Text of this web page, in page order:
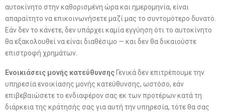
αυτοκίνητο στην καθορισμένη ώρα και ημερομηνία, είναι
απαραίτητο να επικοινωνήσετε μαζί μας το συντομότερο δυνατό.
Εάν δεν το κάνετε, δεν υπάρχει καμία εγγύηση ότι το αυτοκίνητο
θα εξακολουθεί να είναι διαθέσιμο — και δεν θα δικαιούστε
επιστροφή χρημάτων.
Ενοικιάσεις μονής κατεύθυνσης Γενικά δεν επιτρέπουμε την
υπηρεσία ενοικίασης μονής κατεύθυνσης, ωστόσο, εάν
επιβεβαιώσετε το ενδιαφέρον σας εκ των προτέρων κατά τη
διάρκεια της κράτησής σας για αυτή την υπηρεσία, τότε θα σας